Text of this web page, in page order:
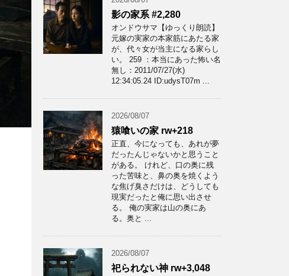
影の家系 #2,280
オンドウサマ【ゆっくり朗読】
元嫁の実家の本家筋にあたる家
が、代々女が当主になる家らし
い。 259 ：本当にあった怖い名
無し：2011/07/27(水)
12:34:05.24 ID:udysT07m ...
2026/08/07
猿喰いの家 rw+218
正直、今になっても、あれが夢
だったんじゃないかと思うこと
がある。 けれど、口の奥に残
った苦味と、鼻の奥を焼くよう
な焦げ臭さだけは、どうしても
現実だったと俺に思い出させ
る。 俺の実家は山の奥にあ
る。奥と ...
2026/08/07
祀られない神 rw+3,048